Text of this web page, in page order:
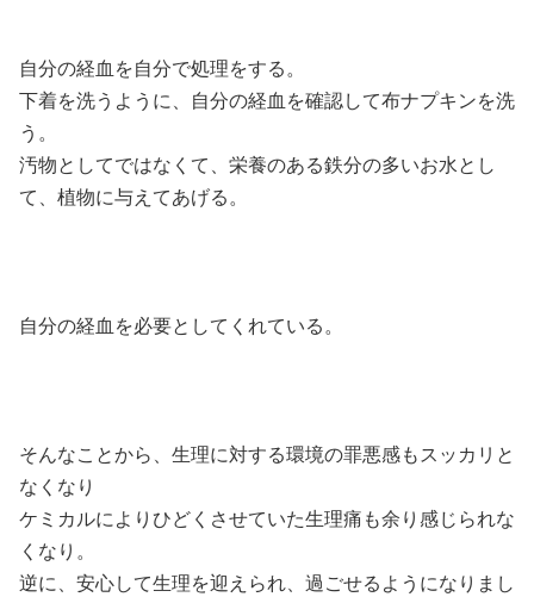
自分の経血を自分で処理をする。
下着を洗うように、自分の経血を確認して布ナプキンを洗
う。
汚物としてではなくて、栄養のある鉄分の多いお水とし
て、植物に与えてあげる。
自分の経血を必要としてくれている。
そんなことから、生理に対する環境の罪悪感もスッカリと
なくなり
ケミカルによりひどくさせていた生理痛も余り感じられな
くなり。
逆に、安心して生理を迎えられ、過ごせるようになりまし